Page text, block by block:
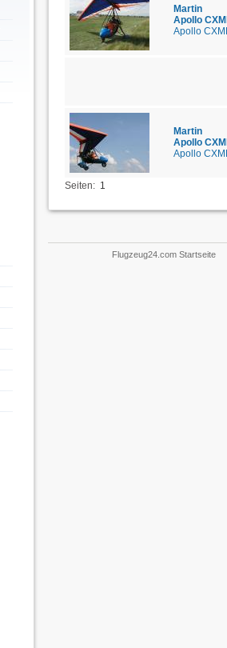
Martin
Apollo
Apollo
Martin
Apollo
Apollo
Seiten: 1
Flugzeug24.com Startseite